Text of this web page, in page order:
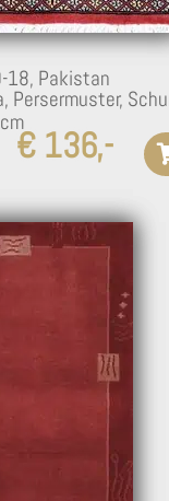
18, Pakistan
Persermuster,
€ 136,-